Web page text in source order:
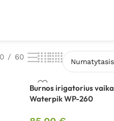
60
Burnos irigatorius
Waterpik WP-260